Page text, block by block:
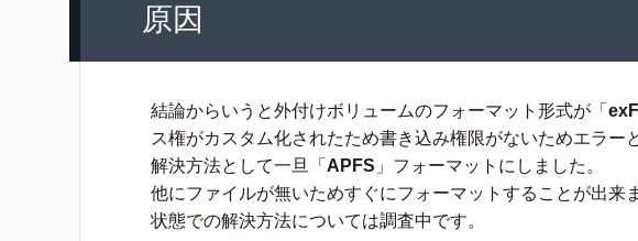
原因
結論からいうと外付けボリュームのフォーマット形式が「
ス権がカスタム化されたため書き込み権限がないためエラー
解決方法として一旦「 APFS 」フォーマットにしました。
他にファイルが無いためすぐにフォーマットすることが出来
状態での解決方法については調査中です。